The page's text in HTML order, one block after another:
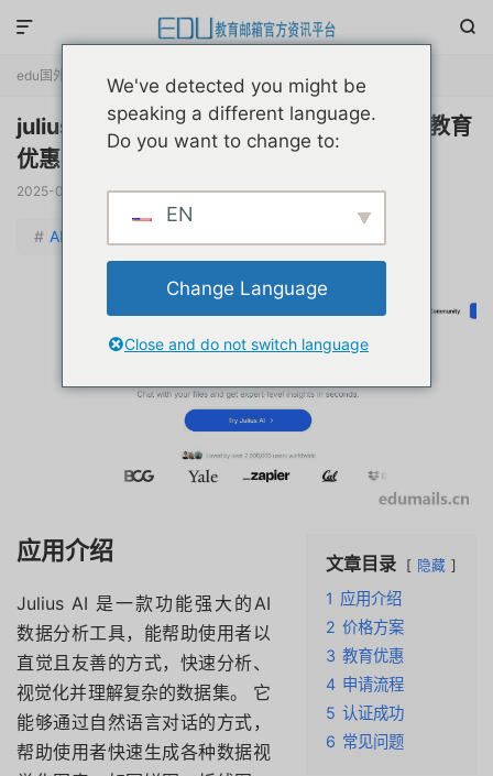


edu国外优惠 正文
julius.ai国外AI数据分析工具学术折扣半价教育
优惠申请注册教程
2025-01-27 阅读(1235) 评论(0)  赞(0)
# AI智能专题
文章目录 隐藏
1 应用介绍
2 价格方案
3 教育优惠
4 申请流程
5 认证成功
6 常见问题
应用介绍
Julius AI 是一款功能强大的AI
数据分析工具，能帮助使用者以
直觉且友善的方式，快速分析、
视觉化并理解复杂的数据集。 它
能够通过自然语言对话的方式，
帮助使用者快速生成各种数据视
We've detected you might be
speaking a different language.
Do you want to change to:
EN
Change Language
Close and do not switch language